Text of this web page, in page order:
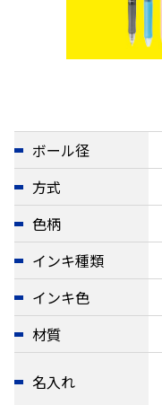
ボール径
方式
色柄
インキ種類
インキ色
材質
名入れ